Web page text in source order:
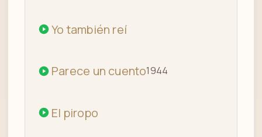
Yo también reí
Parece un cuento1944
El piropo